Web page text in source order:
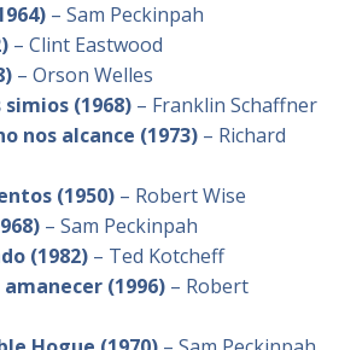
– Sam Peckinpah
– Clint Eastwood
– Orson Welles
(1968) – Franklin Schaffner
nos alcance (1973) – Richard
(1950) – Robert Wise
– Sam Peckinpah
(1982) – Ted Kotcheff
(1996) – Robert